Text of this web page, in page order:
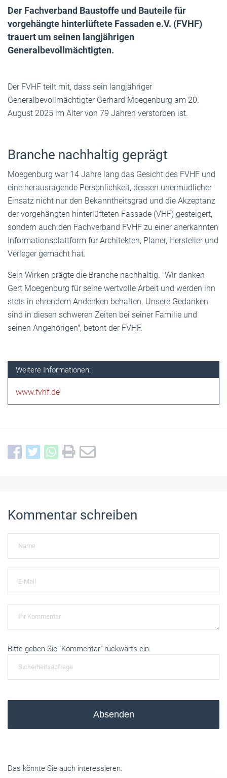
Der Fachverband Baustoffe und Bauteile für
vorgehängte hinterlüftete Fassaden e.V. (FVHF)
trauert um seinen langjährigen
Generalbevollmächtigten.
Der FVHF teilt mit, dass sein langjähriger
Generalbevollmächtigter Gerhard Moegenburg am 20.
August 2025 im Alter von 79 Jahren verstorben ist.
Branche nachhaltig geprägt
Moegenburg war 14 Jahre lang das Gesicht des FVHF und
eine herausragende Persönlichkeit, dessen unermüdlicher
Einsatz nicht nur den Bekanntheitsgrad und die Akzeptanz
der vorgehängten hinterlüfteten Fassade (VHF) gesteigert,
sondern auch den Fachverband FVHF zu einer anerkannten
Informationsplattform für Architekten, Planer, Hersteller und
Verleger gemacht hat.
Sein Wirken prägte die Branche nachhaltig. "Wir danken
Gert Moegenburg für seine wertvolle Arbeit und werden ihn
stets in ehrendem Andenken behalten. Unsere Gedanken
sind in diesen schweren Zeiten bei seiner Familie und
seinen Angehörigen", betont der FVHF.
Weitere Informationen:
www.fvhf.de
Kommentar schreiben
Bitte geben Sie "Kommentar" rückwärts ein.
Absenden
Das könnte Sie auch interessieren: